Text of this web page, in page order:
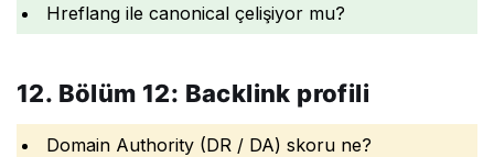
Hreflang ile canonical çelişiyor mu?
12. Bölüm 12: Backlink profili
Domain Authority (DR / DA) skoru ne?